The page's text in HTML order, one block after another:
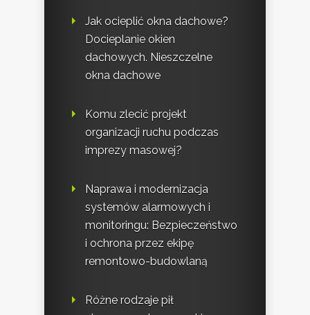
Jak ocieplić okna dachowe?
Docieplanie okien
dachowych. Nieszczelne
okna dachowe
Komu zlecić projekt
organizacji ruchu podczas
imprezy masowej?
Naprawa i modernizacja
systemów alarmowych i
monitoringu: Bezpieczeństwo
i ochrona przez ekipę
remontowo-budowlaną
Różne rodzaje pił